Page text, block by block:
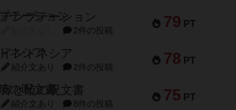
79 PT
テンプテーション
2件の投稿
78 PT
インドネシア
紹介文あり 2件の投稿
75 PT
宵と暁の呪文書
紹介文あり 8件の投稿